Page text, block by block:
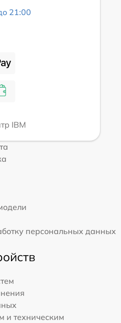
21:00
IBM
персональных данных
и техническим